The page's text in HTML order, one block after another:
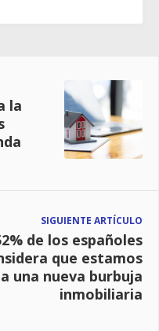
la
SIGUIENTE ARTÍCULO
de los españoles
que estamos
una nueva burbuja
inmobiliaria